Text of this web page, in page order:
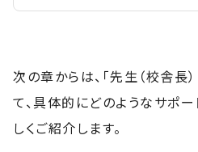
次の章からは、「先生（校舎長
て、具体的にどのようなサポ
しくご紹介します。